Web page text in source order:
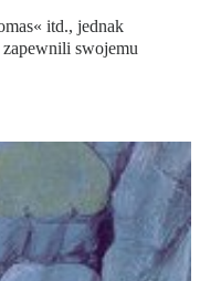
itd., jednak
zapewnili swojemu